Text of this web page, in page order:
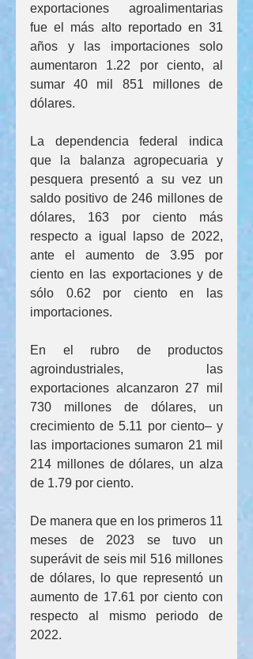
exportaciones agroalimentarias
fue el más alto reportado en 31
años y las importaciones solo
aumentaron 1.22 por ciento, al
sumar 40 mil 851 millones de
dólares.
La dependencia federal indica
que la balanza agropecuaria y
pesquera presentó a su vez un
saldo positivo de 246 millones de
dólares, 163 por ciento más
respecto a igual lapso de 2022,
ante el aumento de 3.95 por
ciento en las exportaciones y de
sólo 0.62 por ciento en las
importaciones.
En el rubro de productos
agroindustriales, las
exportaciones alcanzaron 27 mil
730 millones de dólares, un
crecimiento de 5.11 por ciento– y
las importaciones sumaron 21 mil
214 millones de dólares, un alza
de 1.79 por ciento.
De manera que en los primeros 11
meses de 2023 se tuvo un
superávit de seis mil 516 millones
de dólares, lo que representó un
aumento de 17.61 por ciento con
respecto al mismo periodo de
2022.